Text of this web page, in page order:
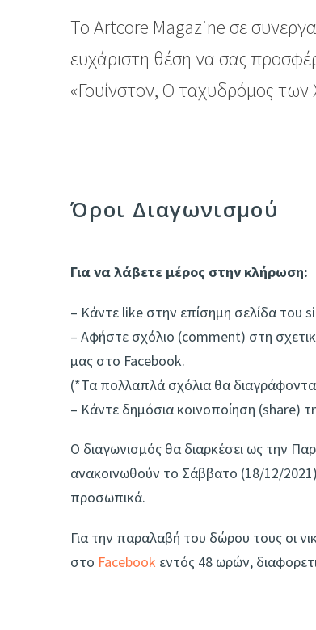
To Artcore Magazine σε
ευχάριστη θέση να σας
«Γουίνστον, Ο ταχυδρόμος των
Όροι Διαγωνισμού
Για να λάβετε μέρος στην κλήρωση:
– Κάντε like στην επίσημη σελίδα του
– Aφήστε σχόλιο (comment) στη
μας στο Facebook.
(*Τα πολλαπλά σχόλια θα
– Κάντε δημόσια κοινοποίηση (share)
Ο διαγωνισμός θα διαρκέσει ως την
ανακοινωθούν το Σάββατο (18/12/
προσωπικά.
Για την παραλαβή του δώρου τους οι
στο Facebook εντός 48 ωρών,